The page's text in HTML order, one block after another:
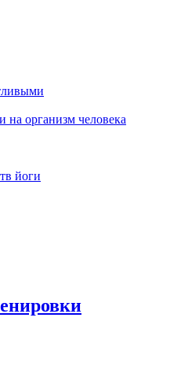
на организм человека
йоги